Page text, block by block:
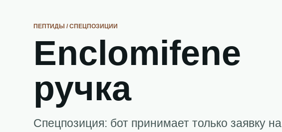
ПЕПТИДЫ / СПЕЦПОЗИЦИИ
Enclomifene
ручка
Спецпозиция: бот принимает только заявку на